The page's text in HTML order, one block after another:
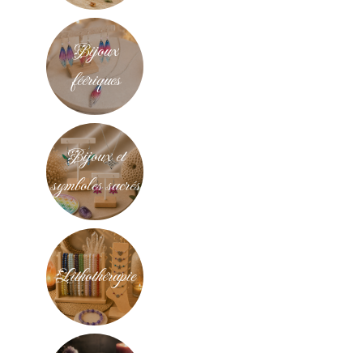
Bijoux
féériques
Bijoux et
symboles sacrés
Lithothérapie